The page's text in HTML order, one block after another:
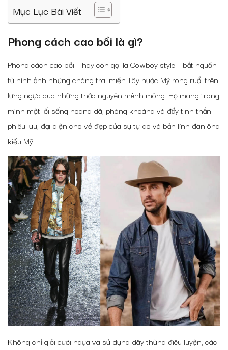
Mục Lục Bài Viết
Phong cách cao bồi là gì?
Phong cách cao bồi – hay còn gọi là Cowboy style – bắt nguồn
từ hình ảnh những chàng trai miền Tây nước Mỹ rong ruổi trên
lưng ngựa qua những thảo nguyên mênh mông. Họ mang trong
mình một lối sống hoang dã, phóng khoáng và đầy tinh thần
phiêu lưu, đại diện cho vẻ đẹp của sự tự do và bản lĩnh đàn ông
kiểu Mỹ.
Không chỉ giỏi cưỡi ngựa và sử dụng dây thừng điêu luyện, các